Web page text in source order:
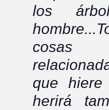
los
que
herirá